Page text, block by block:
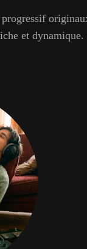
et dynamique.